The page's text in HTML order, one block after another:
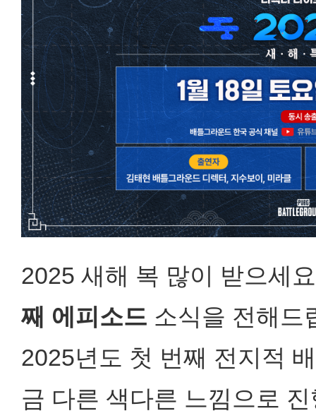
2025 새해 복 많이 받으세
째 에피소드 소식을 전해드
2025년도 첫 번째 전지적
금 다른 색다른 느낌으로